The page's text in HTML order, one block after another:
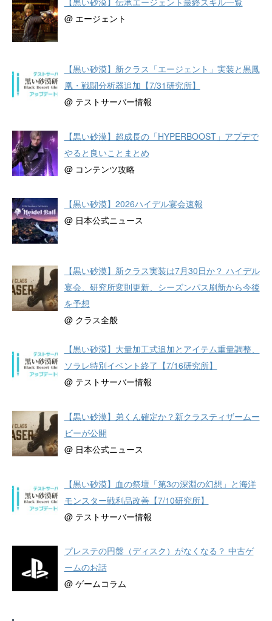
@ エージェント
【黒い砂漠】新クラス「エージェント」実装と黒鳳
凰・戦闘分析器追加【7/31研究所】
@ テストサーバー情報
【黒い砂漠】超成長の「HYPERBOOST」アプデで
やると良いことまとめ
@ コンテンツ攻略
【黒い砂漠】2026ハイデル宴会速報
@ 日本公式ニュース
【黒い砂漠】新クラス実装は7月30日か？ ハイデル
宴会、研究所変則更新、シーズンパス刷新から今後
を予想
@ クラス全般
【黒い砂漠】大量加工式追加とアイテム重量調整、
ソラレ特別イベント終了【7/16研究所】
@ テストサーバー情報
【黒い砂漠】弟くん確定か？新クラスティザームー
ビーが公開
@ 日本公式ニュース
【黒い砂漠】血の祭壇「第3の深淵の幻想」と海洋
モンスター戦利品改善【7/10研究所】
@ テストサーバー情報
プレステの円盤（ディスク）がなくなる？ 中古ゲ
ームのお話
@ ゲームコラム